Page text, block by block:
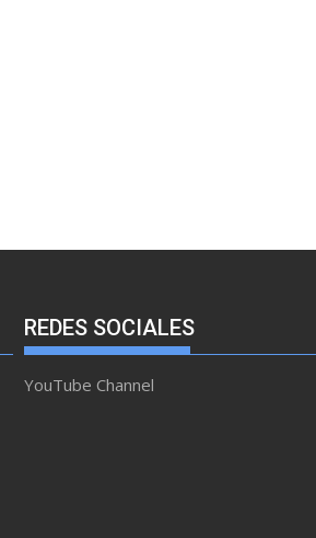
REDES SOCIALES
YouTube Channel